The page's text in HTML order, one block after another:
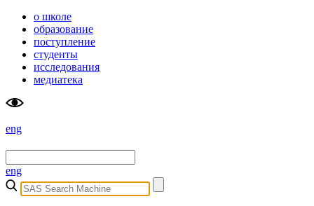
о школе
образование
поступление
студенты
исследования
медиатека
eng
eng